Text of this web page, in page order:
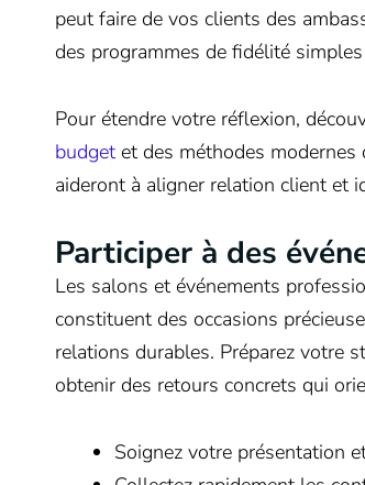
peut faire de vos clients des
des programmes de fidélité
Pour étendre votre réflexion,
budget et des méthodes
aideront à aligner relation client et
Participer à des
Les salons et événements
constituent des occasions
relations durables. Préparez votre
obtenir des retours concrets qui
Soignez votre présentation